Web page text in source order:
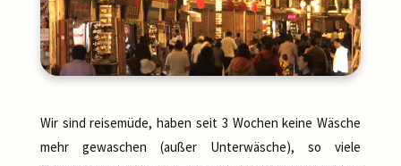
Wir sind reisemüde, haben seit 3 Wochen keine Wäsche
mehr gewaschen (außer Unterwäsche), so viele